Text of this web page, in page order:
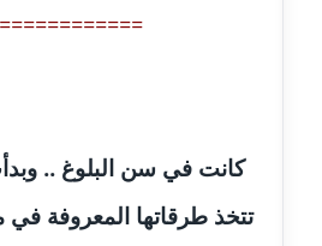
عاملة
مدونة جيهان عفيفي
كانت في سن البلوغ ..
تتخذ طرقاتها المعروفة في